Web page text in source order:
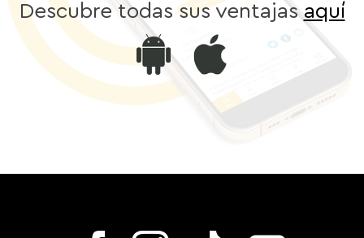
Descubre todas sus ventajasaquí